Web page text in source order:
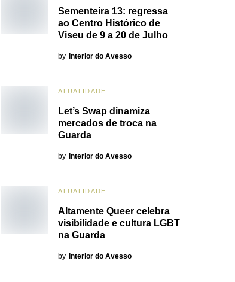
Sementeira 13: regressa
ao Centro Histórico de
Viseu de 9 a 20 de Julho
by Interior do Avesso
ATUALIDADE
Let’s Swap dinamiza
mercados de troca na
Guarda
by Interior do Avesso
ATUALIDADE
Altamente Queer celebra
visibilidade e cultura LGBT
na Guarda
by Interior do Avesso